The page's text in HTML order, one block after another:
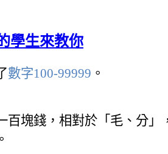
學生來教你
數字100-99999 。
百塊錢，相對於「毛、分」
。